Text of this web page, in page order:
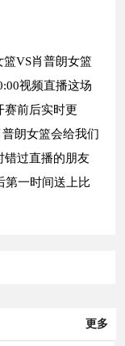
VS肖普朗女篮
视频直播这场
赛前后实时更
朗女篮会给我们
错过直播的朋友
第一时间送上比
更多